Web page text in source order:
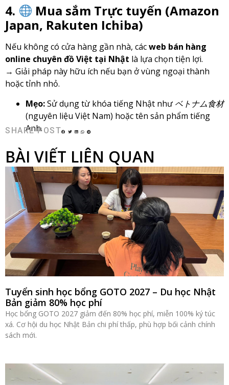
4.
Mua sắm Trực tuyến (Amazon
Japan, Rakuten Ichiba)
Nếu không có cửa hàng gần nhà, cácweb bán hàng
online chuyên đồ Việt tại Nhật là lựa chọn tiện lợi.
→ Giải pháp này hữu ích nếu bạn ở vùng ngoại thành
hoặc tỉnh nhỏ.
Mẹo:Sử dụng từ khóa tiếng Nhật như ベトナム食材
(nguyên liệu Việt Nam) hoặc tên sản phẩm tiếng
Anh.
SHARE POST
BÀI VIẾT LIÊN QUAN
Tuyển sinh học bổng GOTO 2027 – Du học Nhật
Bản giảm 80% học phí
Học bổng GOTO 2027 giảm đến 80% học phí, miễn 100% ký túc
xá. Cơ hội du học Nhật Bản chi phí thấp, phù hợp bối cảnh chính
sách mới.